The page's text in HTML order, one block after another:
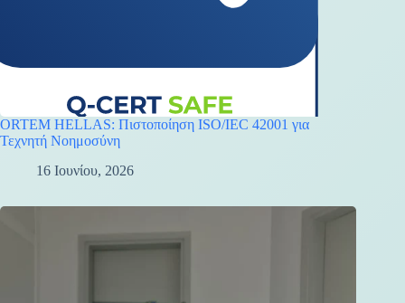
ORTEM HELLAS: Πιστοποίηση ISO/IEC 42001 για
Τεχνητή Νοημοσύνη
16 Ιουνίου, 2026